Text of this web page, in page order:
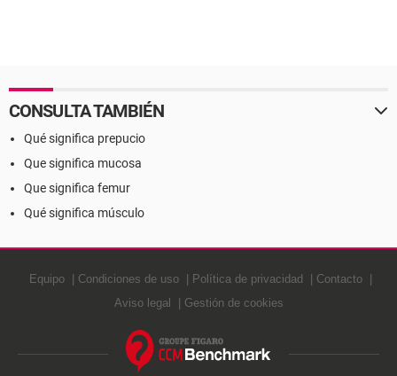
CONSULTA TAMBIÉN
Qué significa prepucio
Que significa mucosa
Que significa femur
Qué significa músculo
Equipo Condiciones de uso Política de privacidad
Contacto
Aviso legal
Gestión de cookies